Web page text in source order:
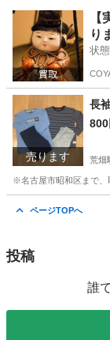
愛知 名古屋市
り
状
売ります
長
800
荒畑
※名古屋市昭和区まで、
ページTOPへ
投稿
誰